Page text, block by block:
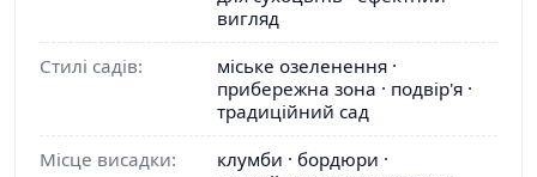
вигляд
Стилі садів:
міське озеленення ·
прибережна зона · подвір'я ·
традиційний сад
Місце висадки:
клумби · бордюри ·